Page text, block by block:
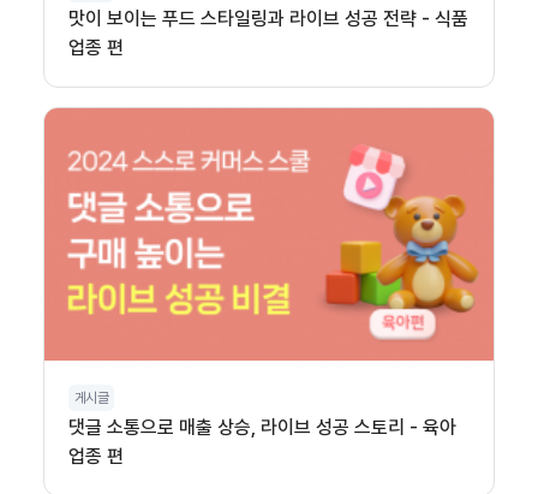
맛이 보이는 푸드 스타일링과 라이브 성공 전략 - 식품
업종 편
게시글
댓글 소통으로 매출 상승, 라이브 성공 스토리 - 육아
업종 편